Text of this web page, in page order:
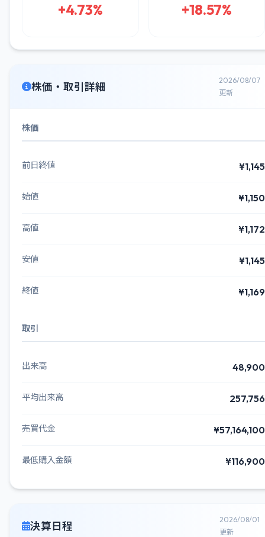
+4.73% +18.57%
株価・取引詳細
2026/08/07
更新
株価
前日終値 ¥1,145
始値 ¥1,150
高値 ¥1,172
安値 ¥1,145
終値 ¥1,169
取引
出来高 48,900
平均出来高 257,756
売買代金 ¥57,164,100
最低購入金額 ¥116,900
決算日程
2026/08/01
更新